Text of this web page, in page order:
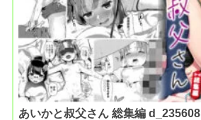
あいかと叔父さん 総集編 d_235608